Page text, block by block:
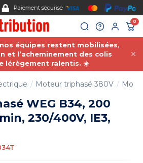
0
équipes restent mobilisées,
et l’acheminement des colis
lérègement ralentis. ☀️
Moteur triphasé 380V
WEG B34, 200
230/400V, IE3,